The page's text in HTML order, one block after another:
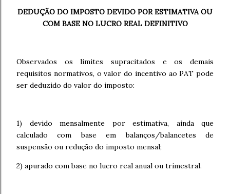
DEDUÇÃO DO IMPOSTO DEVIDO POR ESTIMATIVA OU
COM BASE NO LUCRO REAL DEFINITIVO
Observados os limites supracitados e os demais
requisitos normativos, o valor do incentivo ao PAT pode
ser deduzido do valor do imposto:
1) devido mensalmente por estimativa, ainda que
calculado com base em balanços/balancetes de
suspensão ou redução do imposto mensal;
2) apurado com base no lucro real anual ou trimestral.